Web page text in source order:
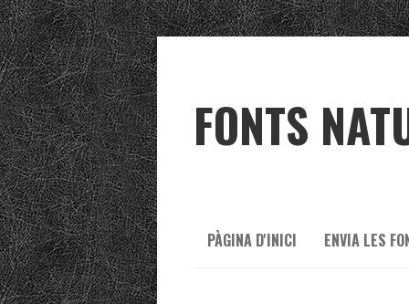
FONTS
PÀGINA D'INICI ENVIA LES